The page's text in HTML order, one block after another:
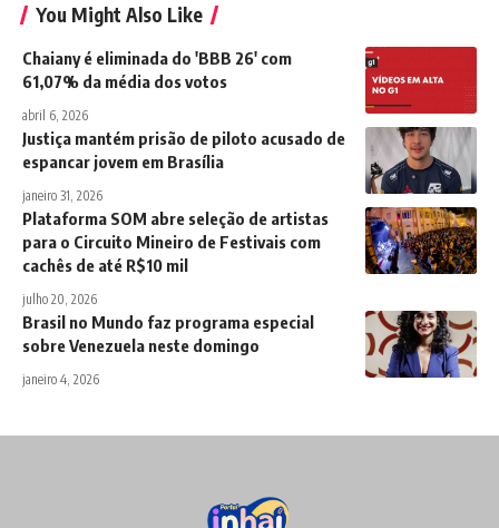
You Might Also Like
Chaiany é eliminada do 'BBB 26' com
61,07% da média dos votos
abril 6, 2026
Justiça mantém prisão de piloto acusado de
espancar jovem em Brasília
janeiro 31, 2026
Plataforma SOM abre seleção de artistas
para o Circuito Mineiro de Festivais com
cachês de até R$10 mil
julho 20, 2026
Brasil no Mundo faz programa especial
sobre Venezuela neste domingo
janeiro 4, 2026